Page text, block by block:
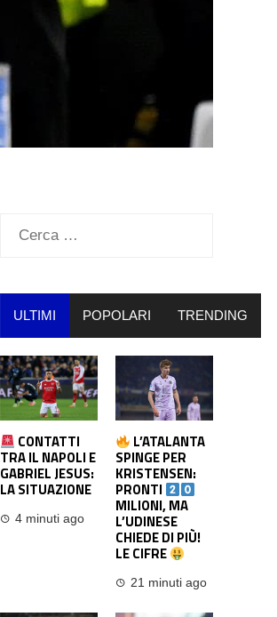
Ricerca
ULTIMI POPOLARI TRENDING
CONTATTI
TRA IL NAPOLI E
GABRIEL JESUS:
LA SITUAZIONE
4 minuti ago
L’ATALANTA
SPINGE PER
KRISTENSEN:
PRONTI
MILIONI, MA
L’UDINESE
CHIEDE DI PIÙ!
LE CIFRE
21 minuti ago